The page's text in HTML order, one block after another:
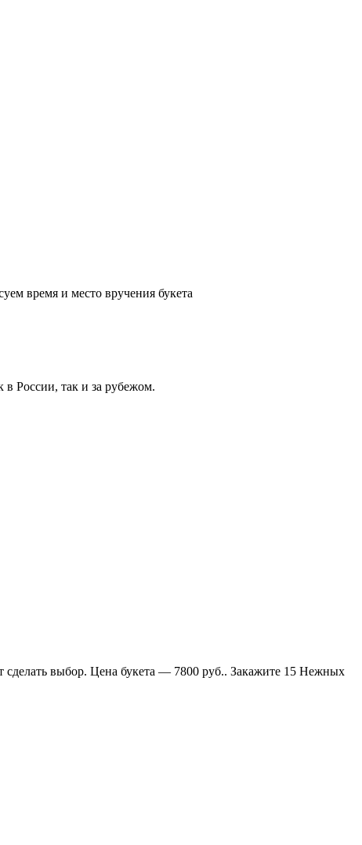
время и место вручения букета
России, так и за рубежом.
выбор. Цена букета — 7800 руб.. Закажите 15 Нежных